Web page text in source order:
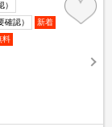
認）
新着
料